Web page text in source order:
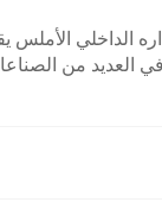
الداخلي
في العديد من